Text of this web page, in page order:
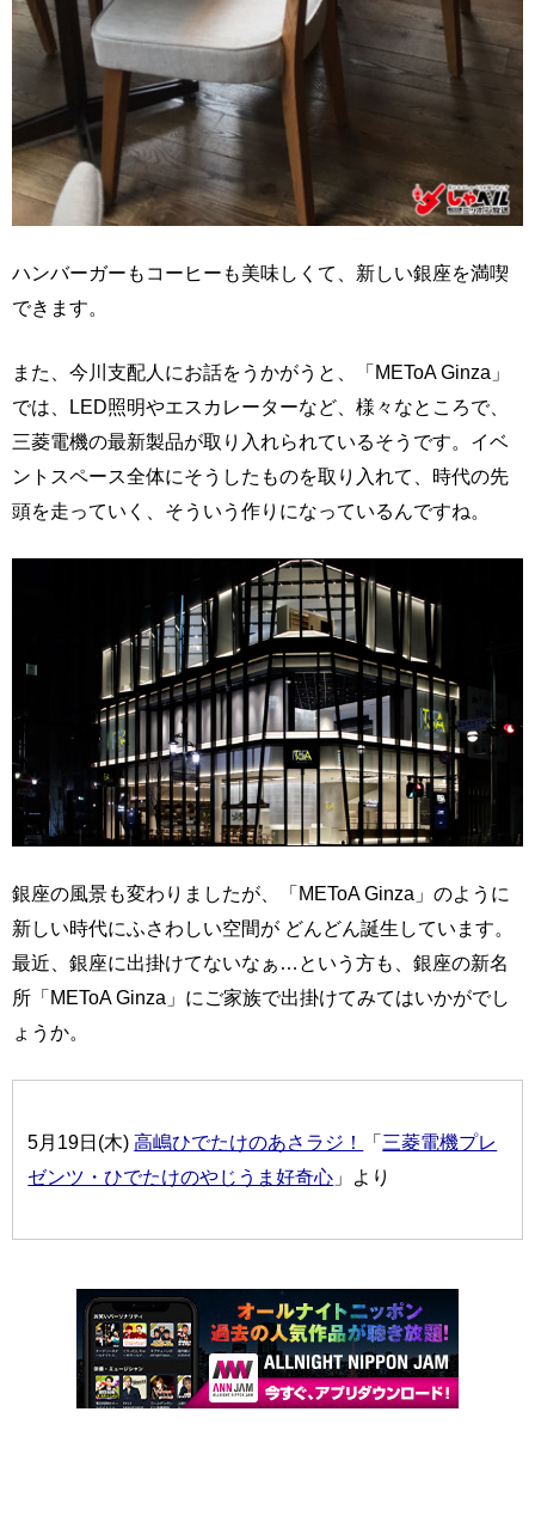
ハンバーガーもコーヒーも美味しくて、新しい銀座を満喫
できます。
また、今川支配人にお話をうかがうと、「METoA Ginza」
では、LED照明やエスカレーターなど、様々なところで、
三菱電機の最新製品が取り入れられているそうです。イベ
ントスペース全体にそうしたものを取り入れて、時代の先
頭を走っていく、そういう作りになっているんですね。
銀座の風景も変わりましたが、「METoA Ginza」のように
新しい時代にふさわしい空間が どんどん誕生しています。
最近、銀座に出掛けてないなぁ…という方も、銀座の新名
所「METoA Ginza」にご家族で出掛けてみてはいかがでし
ょうか。
5月19日(木)高嶋ひでたけのあさラジ！ 「三菱電機プレ
ゼンツ・ひでたけのやじうま好奇心 」より